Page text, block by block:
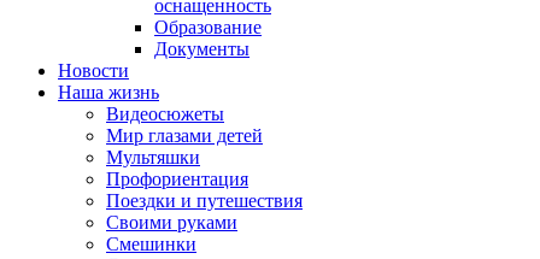
оснащенность
Образование
Документы
Новости
Наша жизнь
Видеосюжеты
Мир глазами детей
Мультяшки
Профориентация
Поездки и путешествия
Своими руками
Смешинки